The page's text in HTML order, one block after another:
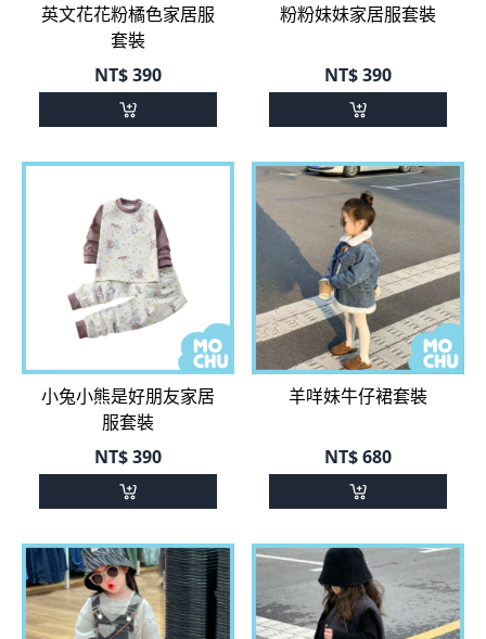
英文花花粉橘色家居服
套裝
NT$390
粉粉妹妹家居服套裝
NT$390
小兔小熊是好朋友家居
服套裝
NT$390
羊咩妹牛仔裙套裝
NT$680